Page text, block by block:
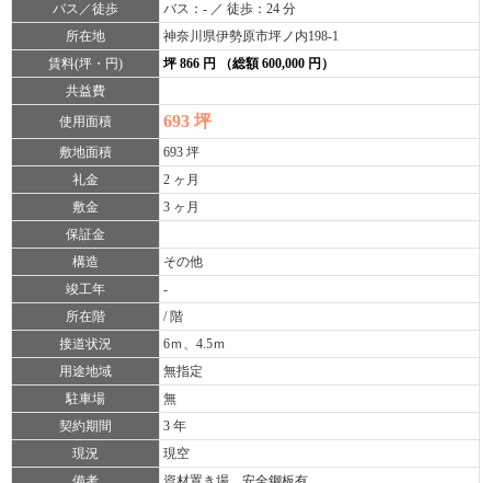
バス／徒歩
バス：- ／ 徒歩：24 分
所在地
神奈川県伊勢原市坪ノ内198-1
賃料(坪・円)
坪 866 円 （総額 600,000 円）
共益費
使用面積
693 坪
敷地面積
693 坪
礼金
2 ヶ月
敷金
3 ヶ月
保証金
構造
その他
竣工年
-
所在階
/ 階
接道状況
6ｍ、4.5ｍ
用途地域
無指定
駐車場
無
契約期間
3 年
現況
現空